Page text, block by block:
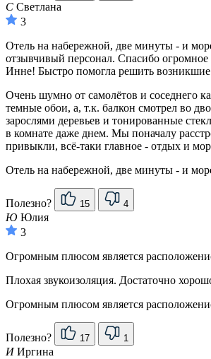
С Светлана
3
Отель на набережной, две минуты - и
отзывчивый персонал. Спасибо огромное
Инне! Быстро помогла решить
Очень шумно от самолётов и соседнего
темные обои, а, т.к. балкон смотрел во
зарослями деревьев и тонированные
в комнате даже днем. Мы поначалу
привыкли, всё-таки главное - отдых и
Отель на набережной, две минуты - и
Полезно? 15 4
Ю Юлия
3
Огромным плюсом является
Плохая звукоизоляция. Достаточно
Огромным плюсом является
Полезно? 17 1
ИИргина